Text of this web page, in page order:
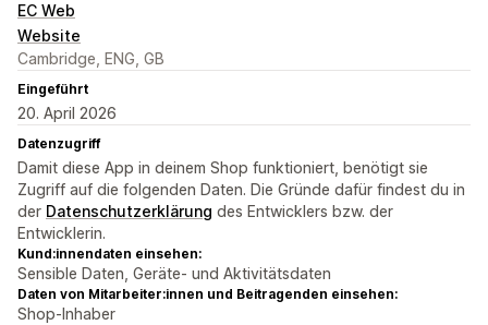
EC Web
Website
Cambridge, ENG, GB
Eingeführt
20. April 2026
Datenzugriff
Damit diese App in deinem Shop funktioniert, benötigt sie
Zugriff auf die folgenden Daten. Die Gründe dafür findest du in
der Datenschutzerklärung des Entwicklers bzw. der
Entwicklerin.
Kund:innendaten einsehen:
Sensible Daten, Geräte- und Aktivitätsdaten
Daten von Mitarbeiter:innen und Beitragenden einsehen:
Shop-Inhaber